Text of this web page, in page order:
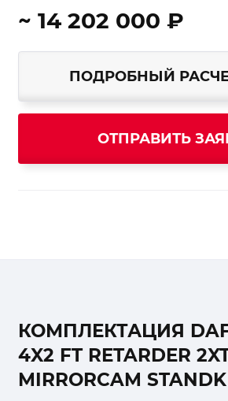
~ 14 202 000 ₽
ПОДРОБНЫЙ
КОМПЛЕКТАЦИЯ DAF
4X2 FT RETARDER
MIRRORCAM STANDK